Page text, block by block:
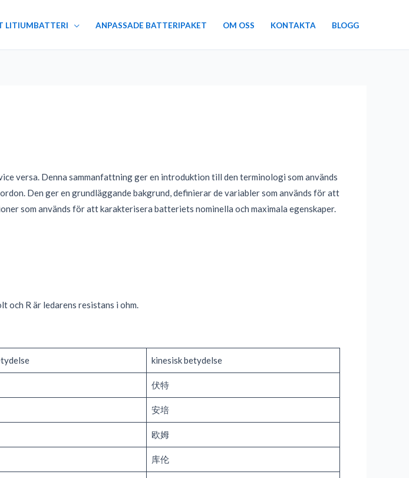
LITIUMBATTERI ANPASSADE BATTERIPAKET OM OSS KONTAKTA BLOGG
versa. Denna sammanfattning ger en introduktion till den terminologi som används
Den ger en grundläggande bakgrund, definierar de variabler som används för att
som används för att karakterisera batteriets nominella och maximala egenskaper.
och R är ledarens resistans i ohm.
kinesisk betydelse
伏特
安培
欧姆
库伦